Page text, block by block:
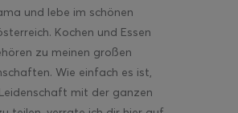
und lebe im schönen
Kochen und Essen
zu meinen großen
Wie einfach es ist,
mit der ganzen